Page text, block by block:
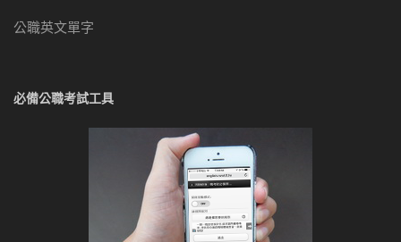
公職英文單字
必備公職考試工具